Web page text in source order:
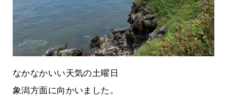
なかなかいい天気の土曜日
象潟方面に向かいました。